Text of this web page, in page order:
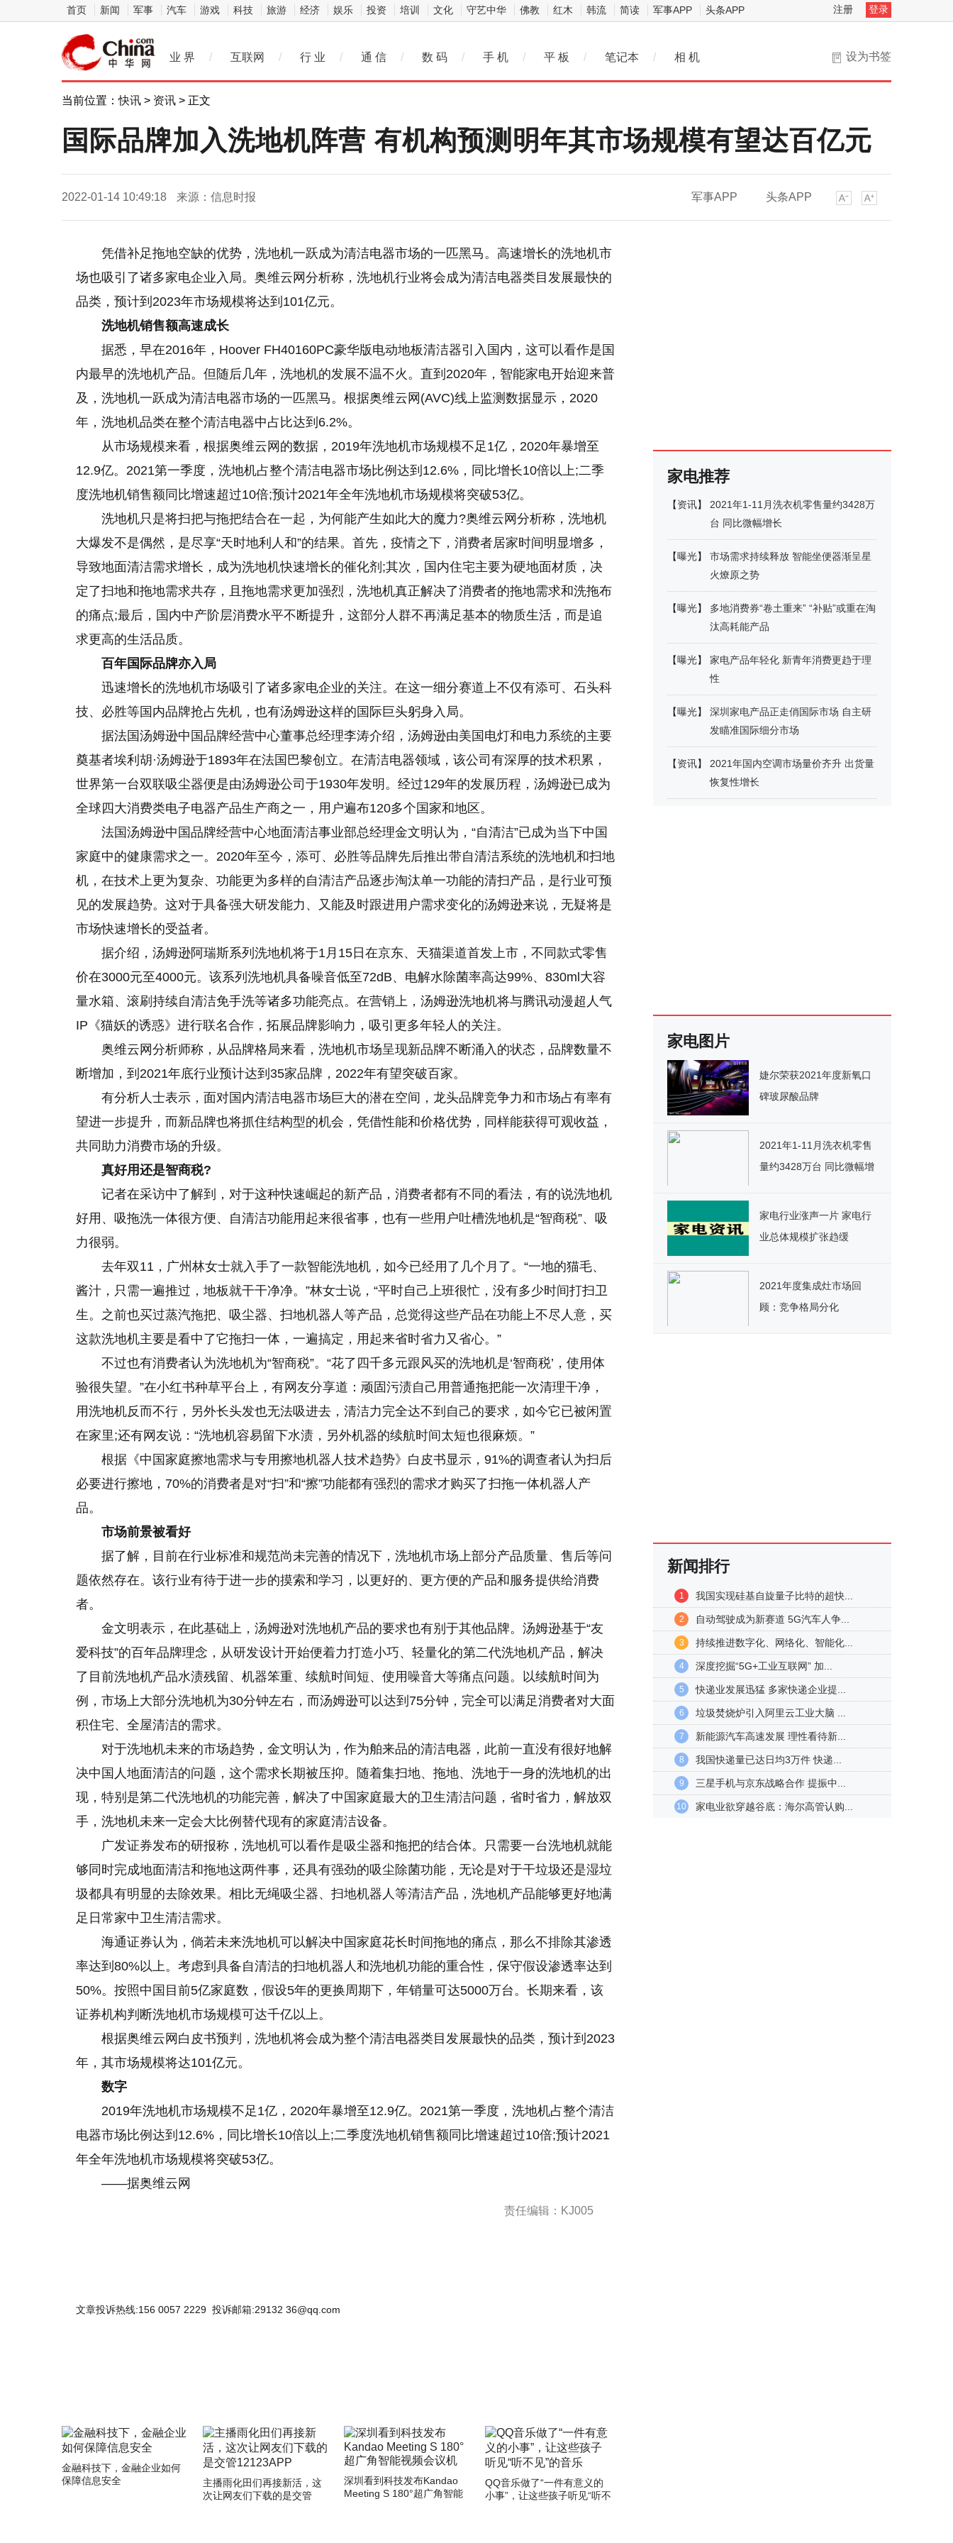
首页 新闻 军事 汽车 游戏 科技 旅游 经济 娱乐 投资 培训 文化 守艺中华 佛教 红木 韩流 简读 军事APP 头条APP 注册 登录
设为书签
业 界 / 互联网 / 行 业 / 通 信 / 数 码 / 手 机 / 平 板 / 笔记本 / 相 机
当前位置：快讯 > 资讯 > 正文
国际品牌加入洗地机阵营 有机构预测明年其市场规模有望达百亿元
2022-01-14 10:49:18 来源：信息时报 军事APP 头条APP
凭借补足拖地空缺的优势，洗地机一跃成为清洁电器市场的一匹黑马。高速增长的洗地机市
场也吸引了诸多家电企业入局。奥维云网分析称，洗地机行业将会成为清洁电器类目发展最快的
品类，预计到2023年市场规模将达到101亿元。
洗地机销售额高速成长
据悉，早在2016年，Hoover FH40160PC豪华版电动地板清洁器引入国内，这可以看作是国
内最早的洗地机产品。但随后几年，洗地机的发展不温不火。直到2020年，智能家电开始迎来普
及，洗地机一跃成为清洁电器市场的一匹黑马。根据奥维云网(AVC)线上监测数据显示，2020
年，洗地机品类在整个清洁电器中占比达到6.2%。
从市场规模来看，根据奥维云网的数据，2019年洗地机市场规模不足1亿，2020年暴增至
12.9亿。2021第一季度，洗地机占整个清洁电器市场比例达到12.6%，同比增长10倍以上;二季
度洗地机销售额同比增速超过10倍;预计2021年全年洗地机市场规模将突破53亿。
洗地机只是将扫把与拖把结合在一起，为何能产生如此大的魔力?奥维云网分析称，洗地机
大爆发不是偶然，是尽享“天时地利人和”的结果。首先，疫情之下，消费者居家时间明显增多，
导致地面清洁需求增长，成为洗地机快速增长的催化剂;其次，国内住宅主要为硬地面材质，决
定了扫地和拖地需求共存，且拖地需求更加强烈，洗地机真正解决了消费者的拖地需求和洗拖布
的痛点;最后，国内中产阶层消费水平不断提升，这部分人群不再满足基本的物质生活，而是追
求更高的生活品质。
百年国际品牌亦入局
迅速增长的洗地机市场吸引了诸多家电企业的关注。在这一细分赛道上不仅有添可、石头科
技、必胜等国内品牌抢占先机，也有汤姆逊这样的国际巨头躬身入局。
据法国汤姆逊中国品牌经营中心董事总经理李涛介绍，汤姆逊由美国电灯和电力系统的主要
奠基者埃利胡·汤姆逊于1893年在法国巴黎创立。在清洁电器领域，该公司有深厚的技术积累，
世界第一台双联吸尘器便是由汤姆逊公司于1930年发明。经过129年的发展历程，汤姆逊已成为
全球四大消费类电子电器产品生产商之一，用户遍布120多个国家和地区。
法国汤姆逊中国品牌经营中心地面清洁事业部总经理金文明认为，“自清洁”已成为当下中国
家庭中的健康需求之一。2020年至今，添可、必胜等品牌先后推出带自清洁系统的洗地机和扫地
机，在技术上更为复杂、功能更为多样的自清洁产品逐步淘汰单一功能的清扫产品，是行业可预
见的发展趋势。这对于具备强大研发能力、又能及时跟进用户需求变化的汤姆逊来说，无疑将是
市场快速增长的受益者。
据介绍，汤姆逊阿瑞斯系列洗地机将于1月15日在京东、天猫渠道首发上市，不同款式零售
价在3000元至4000元。该系列洗地机具备噪音低至72dB、电解水除菌率高达99%、830ml大容
量水箱、滚刷持续自清洁免手洗等诸多功能亮点。在营销上，汤姆逊洗地机将与腾讯动漫超人气
IP《猫妖的诱惑》进行联名合作，拓展品牌影响力，吸引更多年轻人的关注。
奥维云网分析师称，从品牌格局来看，洗地机市场呈现新品牌不断涌入的状态，品牌数量不
断增加，到2021年底行业预计达到35家品牌，2022年有望突破百家。
有分析人士表示，面对国内清洁电器市场巨大的潜在空间，龙头品牌竞争力和市场占有率有
望进一步提升，而新品牌也将抓住结构型的机会，凭借性能和价格优势，同样能获得可观收益，
共同助力消费市场的升级。
真好用还是智商税?
记者在采访中了解到，对于这种快速崛起的新产品，消费者都有不同 的看法，有的说洗地机
好用、吸拖洗一体很方便、自清洁功能用起来很省事，也有一些用户吐槽洗地机是“智商税”、吸
力很弱。
去年双11，广州林女士就入手了一款智能洗地机，如今已经用了几个月了。“一地的猫毛、
酱汁，只需一遍推过，地板就干干净净。”林女士说，“平时自己上班很忙，没有多少时间打扫卫
生。之前也买过蒸汽拖把、吸尘器、扫地机器人等产品，总觉得这些产品在功能上不尽人意，买
这款洗地机主要是看中了它拖扫一体，一遍搞定，用起来省时省力又省心。”
不过也有消费者认为洗地机为“智商税”。“花了四千多元跟风买的洗地机是‘智商税’，使用体
验很失望。”在小红书种草平台上，有网友分享道：顽固污渍自己用普通拖把能一次清理干净，
用洗地机反而不行，另外长头发也无法吸进去，清洁力完全达不到自己的要求，如今它已被闲置
在家里;还有网友说：“洗地机容易留下水渍，另外机器的续航时间太短也很麻烦。”
根据《中国家庭擦地需求与专用擦地机器人技术趋势》白皮书显示，91%的调查者认为扫后
必要进行擦地，70%的消费者是对“扫”和“擦”功能都有强烈的需求才购买了扫拖一体机器人产
品。
市场前景被看好
据了解，目前在行业标准和规范尚未完善的情况下，洗地机市场上部分产品质量、售后等问
题依然存在。该行业有待于进一步的摸索和学习，以更好的、更方便的产品和服务提供给消费
者。
金文明表示，在此基础上，汤姆逊对洗地机产品的要求也有别于其他品牌。汤姆逊基于“友
爱科技”的百年品牌理念，从研发设计开始便着力打造小巧、轻量化的第二代洗地机产品，解决
了目前洗地机产品水渍残留、机器笨重、续航时间短、使用噪音大等痛点问题。以续航时间为
例，市场上大部分洗地机为30分钟左右，而汤姆逊可以达到75分钟，完全可以满足消费者对大面
积住宅、全屋清洁的需求。
对于洗地机未来的市场趋势，金文明认为，作为舶来品的清洁电器，此前一直没有很好地解
决中国人地面清洁的问题，这个需求长期被压抑。随着集扫地、拖地、洗地于一身的洗地机的出
现，特别是第二代洗地机的功能完善，解决了中国家庭最大的卫生清洁问题，省时省力，解放双
手，洗地机未来一定会大比例替代现有的家庭清洁设备。
广发证券发布的研报称，洗地机可以看作是吸尘器和拖把的结合体。只需要一台洗地机就能
够同时完成地面清洁和拖地这两件事，还具有强劲的吸尘除菌功能，无论是对于干垃圾还是湿垃
圾都具有明显的去除效果。相比无绳吸尘器、扫地机器人等清洁产品，洗地机产品能够更好地满
足日常家中卫生清洁需求。
海通证券认为，倘若未来洗地机可以解决中国家庭花长时间拖地的痛点，那么不排除其渗透
率达到80%以上。考虑到具备自清洁的扫地机器人和洗地机功能的重合性，保守假设渗透率达到
50%。按照中国目前5亿家庭数，假设5年的更换周期下，年销量可达5000万台。长期来看，该
证券机构判断洗地机市场规模可达千亿以上。
根据奥维云网白皮书预判，洗地机将会成为整个清洁电器类目发展最快的品类，预计到2023
年，其市场规模将达101亿元。
数字
2019年洗地机市场规模不足1亿，2020年暴增至12.9亿。2021第一季度，洗地机占整个清洁
电器市场比例达到12.6%，同比增长10倍以上;二季度洗地机销售额同比增速超过10倍;预计2021
年全年洗地机市场规模将突破53亿。
——据奥维云网
责任编辑：KJ005
文章投诉热线:156 0057 2229 投诉邮箱:29132 36@qq.com
金融科技下，金融企业如何
保障信息安全
主播雨化田们再接新活，这
次让网友们下载的是交管
深圳看到科技发布Kandao
Meeting S 180°超广角智能
QQ音乐做了“一件有意义的
小事”，让这些孩子听见“听不
家电推荐
【资讯】
2021年1-11月洗衣机零售量约3428万
台 同比微幅增长
【曝光】
市场需求持续释放 智能坐便器渐呈星
火燎原之势
【曝光】
多地消费券“卷土重来” “补贴”或重在淘
汰高耗能产品
【曝光】
家电产品年轻化 新青年消费更趋于理
性
【曝光】
深圳家电产品正走俏国际市场 自主研
发瞄准国际细分市场
【资讯】
2021年国内空调市场量价齐升 出货量
恢复性增长
家电图片
婕尔荣获2021年度新氧口
碑玻尿酸品牌
2021年1-11月洗衣机零售
量约3428万台 同比微幅增
家电行业涨声一片 家电行
业总体规模扩张趋缓
2021年度集成灶市场回
顾：竞争格局分化
新闻排行
1 我国实现硅基自旋量子比特的超快...
2 自动驾驶成为新赛道 5G汽车人争...
3 持续推进数字化、网络化、智能化...
4 深度挖掘“5G+工业互联网” 加...
5 快递业发展迅猛 多家快递企业提...
6 垃圾焚烧炉引入阿里云工业大脑 ...
7 新能源汽车高速发展 理性看待新...
8 我国快递量已达日均3万件 快递...
9 三星手机与京东战略合作 提振中...
10 家电业欲穿越谷底：海尔高管认购...